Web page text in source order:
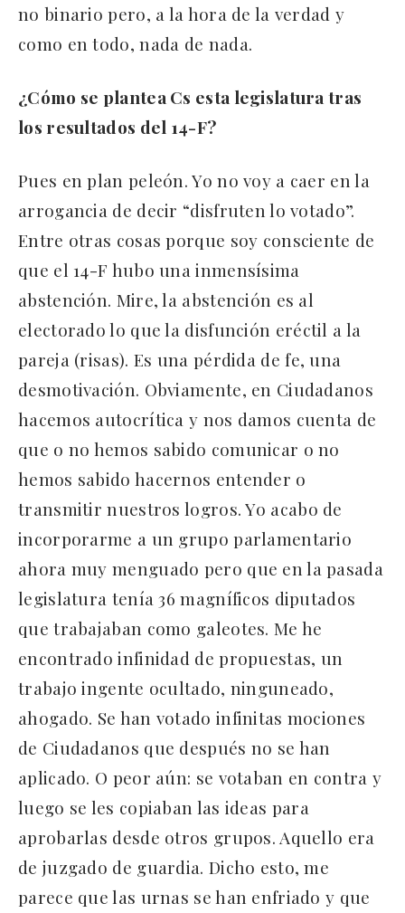
no binario pero, a la hora de la verdad y
como en todo, nada de nada.
¿Cómo se plantea Cs esta legislatura tras
los resultados del 14-F?
Pues en plan peleón. Yo no voy a caer en la
arrogancia de decir “disfruten lo votado”.
Entre otras cosas porque soy consciente de
que el 14-F hubo una inmensísima
abstención. Mire, la abstención es al
electorado lo que la disfunción eréctil a la
pareja (risas). Es una pérdida de fe, una
desmotivación. Obviamente, en Ciudadanos
hacemos autocrítica y nos damos cuenta de
que o no hemos sabido comunicar o no
hemos sabido hacernos entender o
transmitir nuestros logros. Yo acabo de
incorporarme a un grupo parlamentario
ahora muy menguado pero que en la pasada
legislatura tenía 36 magníficos diputados
que trabajaban como galeotes. Me he
encontrado infinidad de propuestas, un
trabajo ingente ocultado, ninguneado,
ahogado. Se han votado infinitas mociones
de Ciudadanos que después no se han
aplicado. O peor aún: se votaban en contra y
luego se les copiaban las ideas para
aprobarlas desde otros grupos. Aquello era
de juzgado de guardia. Dicho esto, me
parece que las urnas se han enfriado y que